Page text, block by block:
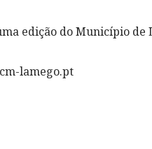
edição do Município de
lamego.pt